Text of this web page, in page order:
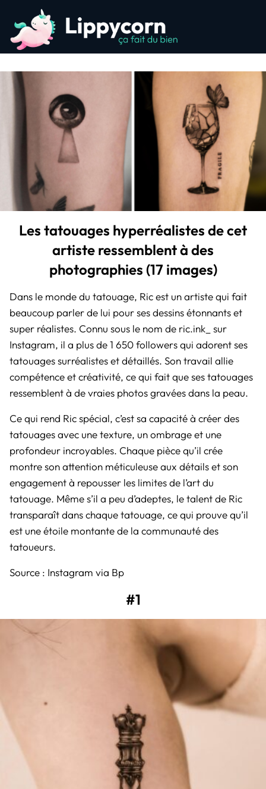
Les tatouages hyperréalistes de cet
artiste ressemblent à des
photographies (17 images)
Dans le monde du tatouage, Ric est un artiste qui fait
beaucoup parler de lui pour ses dessins étonnants et
super réalistes. Connu sous le nom de ric.ink_ sur
Instagram, il a plus de 1 650 followers qui adorent ses
tatouages surréalistes et détaillés. Son travail allie
compétence et créativité, ce qui fait que ses tatouages
ressemblent à de vraies photos gravées dans la peau.
Ce qui rend Ric spécial, c’est sa capacité à créer des
tatouages avec une texture, un ombrage et une
profondeur incroyables. Chaque pièce qu’il crée
montre son attention méticuleuse aux détails et son
engagement à repousser les limites de l’art du
tatouage. Même s’il a peu d’adeptes, le talent de Ric
transparaît dans chaque tatouage, ce qui prouve qu’il
est une étoile montante de la communauté des
tatoueurs.
Source : Instagram via Bp
#1